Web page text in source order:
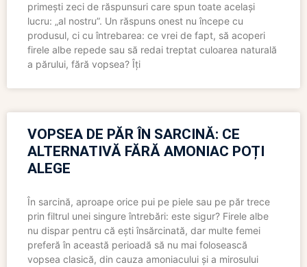
primești zeci de răspunsuri care spun toate același
lucru: „al nostru”. Un răspuns onest nu începe cu
produsul, ci cu întrebarea: ce vrei de fapt, să acoperi
firele albe repede sau să redai treptat culoarea naturală
a părului, fără vopsea? Îți
VOPSEA DE PĂR ÎN SARCINĂ: CE
ALTERNATIVĂ FĂRĂ AMONIAC POȚI
ALEGE
În sarcină, aproape orice pui pe piele sau pe păr trece
prin filtrul unei singure întrebări: este sigur? Firele albe
nu dispar pentru că ești însărcinată, dar multe femei
preferă în această perioadă să nu mai folosească
vopsea clasică, din cauza amoniacului și a mirosului